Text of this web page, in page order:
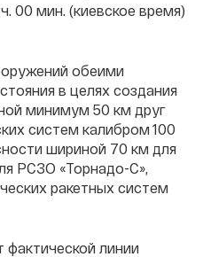
00 мин. (киевское время)
обеими
в целях создания
минимум 50 км друг
систем калибром 100
шириной 70 км для
РСЗО «Торнадо-С»,
ракетных систем
фактической линии